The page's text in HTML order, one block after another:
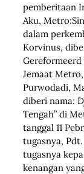
pemberitaan
Aku,
dalam
Korvinus,
Jemaat
Purwodadi,
diberi nama:
Tengah” di
tanggal 11
tugasnya,
tugasnya
kenangan